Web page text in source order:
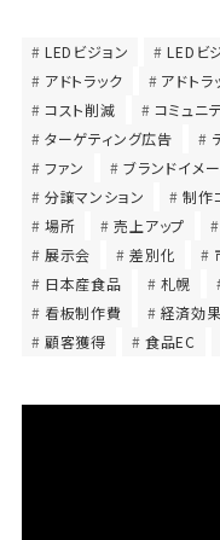
LEDビジョン LEDビ
アドトラック
アドト
コスト削減
コミュニ
ターゲティング広告
ファン
ブランドイメ
分譲マンション
制作
場所
売上アップ
展示会
差別化
日本産食品
札幌
看板制作費
経済効果
顧客獲得
食品EC